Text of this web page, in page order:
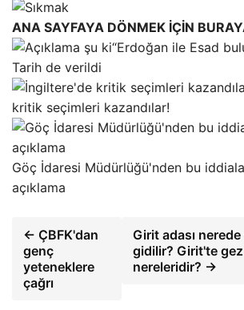
ANA SAYFAYA DÖNMEK İÇİN
“Erdoğan ile Esad
Tarih de verildi
kritik seçimleri kazandılar!
Göç İdaresi Müdürlüğü'nden bu
açıklama
← ÇBFK'dan
genç
yeteneklere
çağrı
Girit adası
gidilir? Girit'te
nereleridir? →